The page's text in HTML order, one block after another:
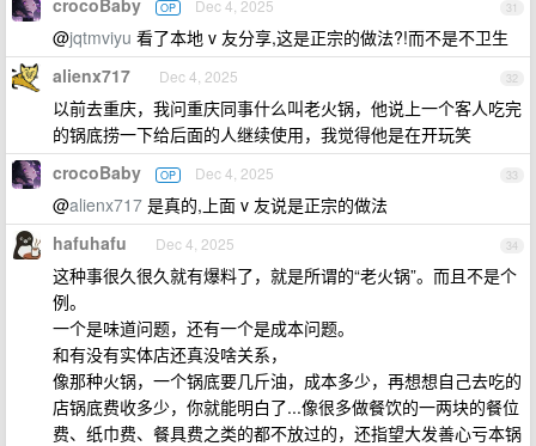
31
crocoBaby OP Dec 4, 2025
@jqtmviyu 看了本地 v 友分享,这是正宗的做法?!而不是不卫生
32
alienx717 Dec 4, 2025
以前去重庆，我问重庆同事什么叫老火锅，他说上一个客人吃完
的锅底捞一下给后面的人继续使用，我觉得他是在开玩笑
33
crocoBaby OP Dec 4, 2025
@alienx717 是真的,上面 v 友说是正宗的做法
34
hafuhafu Dec 4, 2025
这种事很久很久就有爆料了，就是所谓的“老火锅”。而且不是个
例。
一个是味道问题，还有一个是成本问题。
和有没有实体店还真没啥关系，
像那种火锅，一个锅底要几斤油，成本多少，再想想自己去吃的
店锅底费收多少，你就能明白了...像很多做餐饮的一两块的餐位
费、纸巾费、餐具费之类的都不放过的，还指望大发善心亏本锅